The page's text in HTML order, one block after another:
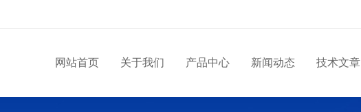
网站首页 关于我们 产品中心 新闻动态 技术文章